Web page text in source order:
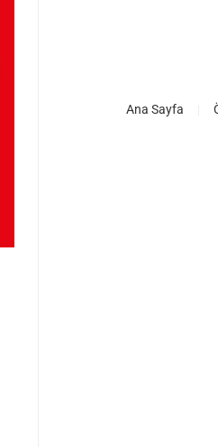
Ana Sayfa